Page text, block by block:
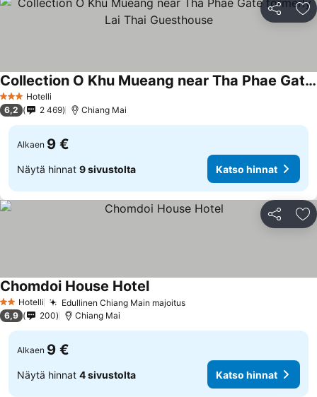
Jaa
3 Tähtiluokitus
Hotelli
Collection O Khu Mueang near Tha Phae Gate formerly Lai Thai Guesthouse
6,2 2 469 Chiang Mai
Alkaen 9 €
Näytä hinnat 9 sivustolta Katso hinnat
Jaa
2 Tähtiluokitus
Hotelli Edullinen Chiang Main majoitus
Chomdoi House Hotel
6,9 200 Chiang Mai
Alkaen 9 €
Näytä hinnat 4 sivustolta Katso hinnat